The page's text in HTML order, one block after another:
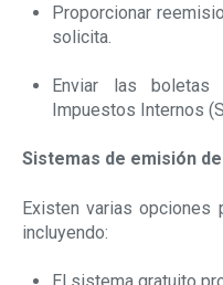
Proporcionar
solicita.
Enviar las boletas
Impuestos Internos
Sistemas de emisión
Existen varias opciones
incluyendo: